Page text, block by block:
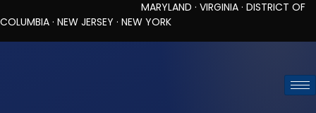
MARYLAND · VIRGINIA · DISTRICT OF
COLUMBIA · NEW JERSEY · NEW YORK